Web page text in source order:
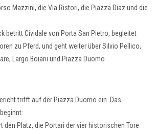
Mazzini, die Via Ristori, die Piazza Diaz und die
betritt Cividale von Porta San Pietro, begleitet
zu Pferd, und geht weiter über Silvio Pellico,
Largo Boiani und Piazza Duomo
trifft auf der Piazza Duomo ein. Das
den Platz, die Portari der vier historischen Tore